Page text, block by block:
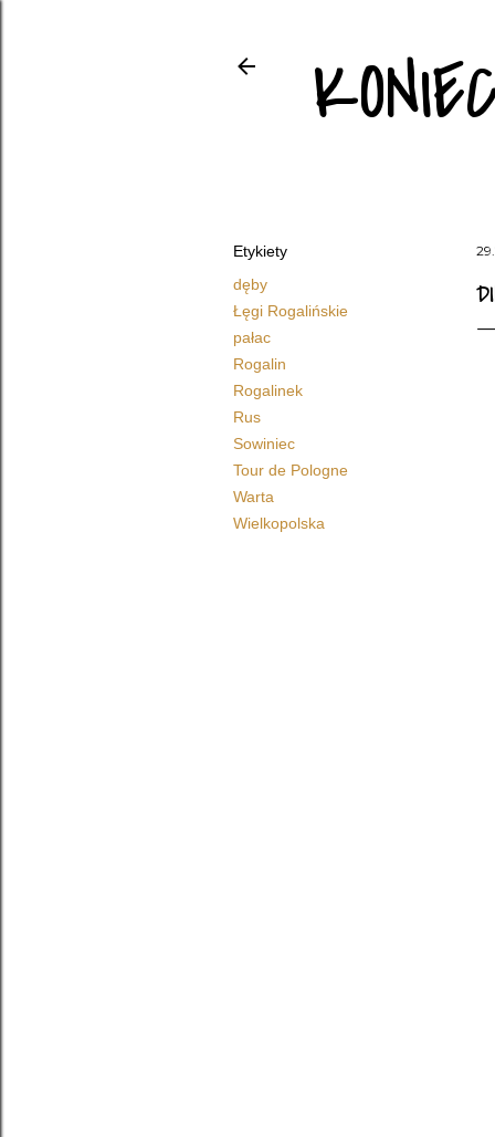
Etykiety
dęby
Łęgi Rogalińskie
pałac
Rogalin
Rogalinek
Rus
Sowiniec
Tour de Pologne
Warta
Wielkopolska